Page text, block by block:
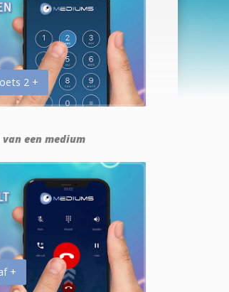
2 +
een medium
+